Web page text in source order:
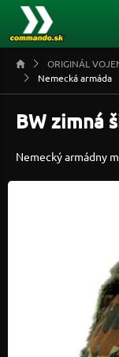
ORIGINÁL
Nemecká armáda
BW zimná
Nemecký armádny